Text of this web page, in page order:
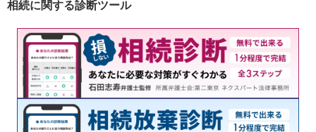
お気軽にご相談ください。
相続に関する診断ツール